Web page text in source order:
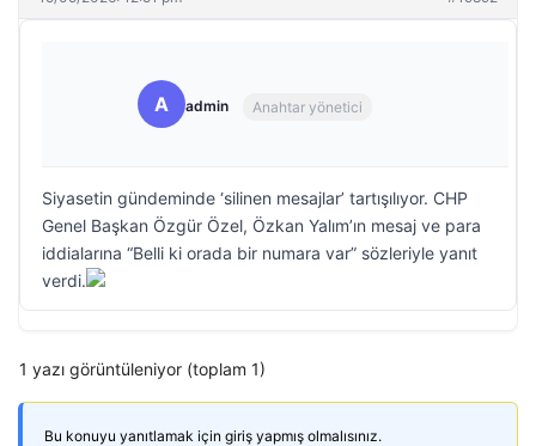
A admin Anahtar yönetici
Siyasetin gündeminde ‘silinen mesajlar’ tartışılıyor. CHP
Genel Başkan Özgür Özel, Özkan Yalım’ın mesaj ve para
iddialarına “Belli ki orada bir numara var” sözleriyle yanıt
verdi.
1 yazı görüntüleniyor (toplam 1)
Bu konuyu yanıtlamak için giriş yapmış olmalısınız.